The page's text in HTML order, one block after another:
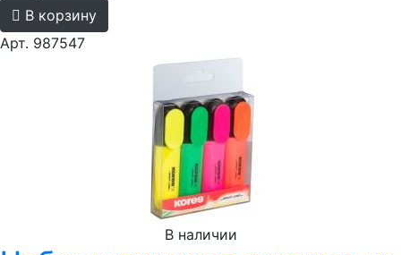
В корзину
Арт. 987547
В наличии